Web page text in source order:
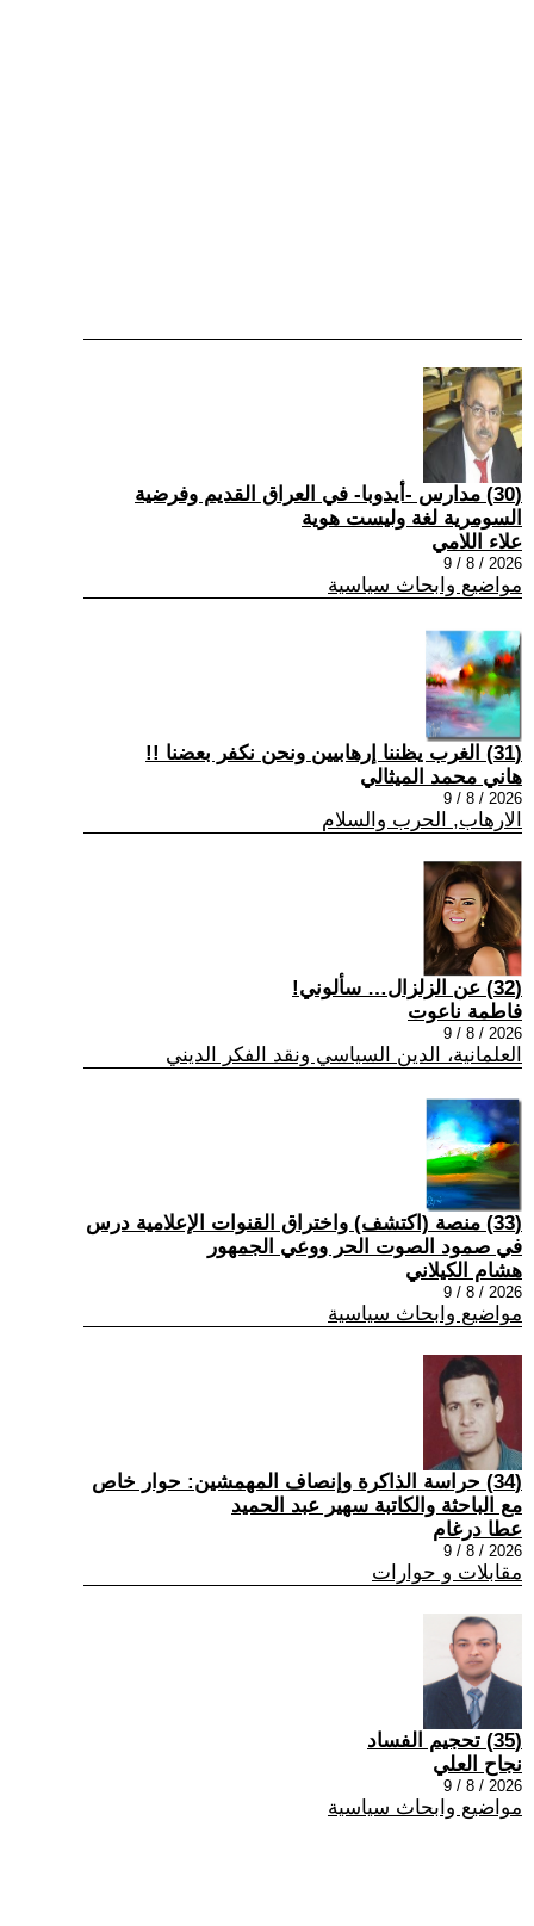
(30) مدارس -أيدوبا- في العراق القديم وفرضية
السومرية لغة وليست هوية
علاء اللامي
2026 / 8 / 9
مواضيع وابحاث سياسية
(31) الغرب يظننا إرهابيين ونحن نكفر بعضنا !!
هاني محمد الميثالي
2026 / 8 / 9
الارهاب, الحرب والسلام
(32) عن الزلزال… سألوني!
فاطمة ناعوت
2026 / 8 / 9
العلمانية، الدين السياسي ونقد الفكر الديني
(33) منصة (اكتشف) واختراق القنوات الإعلامية درس
في صمود الصوت الحر ووعي الجمهور
هشام الكيلاني
2026 / 8 / 9
مواضيع وابحاث سياسية
(34) حراسة الذاكرة وإنصاف المهمشين: حوار خاص
مع الباحثة والكاتبة سهير عبد الحميد
عطا درغام
2026 / 8 / 9
مقابلات و حوارات
(35) تحجيم الفساد
نجاح العلي
2026 / 8 / 9
مواضيع وابحاث سياسية